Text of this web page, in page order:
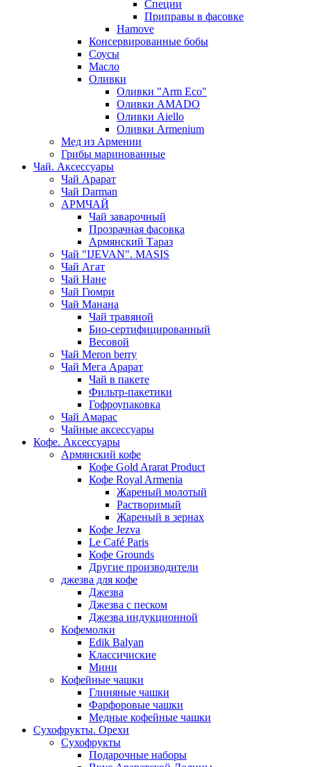
Специи
Приправы в фасовке
Hamove
Консервированные бобы
Соусы
Масло
Оливки
Оливки "Arm Eco"
Оливки AMADO
Оливки Aiello
Оливки Armenium
Мед из Армении
Грибы маринованные
Чай. Аксессуары
Чай Арарат
Чай Darman
АРМЧАЙ
Чай заварочный
Прозрачная фасовка
Армянский Тараз
Чай "IJEVAN". MASIS
Чай Агат
Чай Нане
Чай Гюмри
Чай Манана
Чай травяной
Био-сертифицированный
Весовой
Чай Meron berry
Чай Мега Арарат
Чай в пакете
Фильтр-пакетики
Гофроупаковка
Чай Амарас
Чайные аксессуары
Кофе. Аксессуары
Армянский кофе
Кофе Gold Ararat Product
Кофе Royal Armenia
Жареный молотый
Растворимый
Жареный в зернах
Кофе Jezva
Le Café Paris
Кофе Grounds
Другие производители
джезва для кофе
Джезва
Джезва с песком
Джезва индукционной
Кофемолки
Edik Balyan
Классичиские
Мини
Кофейные чашки
Глиняные чашки
Фарфоровые чашки
Медные кофейные чашки
Сухофрукты. Орехи
Сухофрукты
Подарочные наборы